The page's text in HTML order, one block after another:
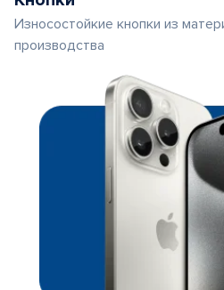
Износостойкие кнопки из
производства